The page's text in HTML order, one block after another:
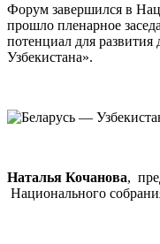
Форум завершился в
прошло пленарное
потенциал для развития
Узбекистана».
Наталья Кочанова,
Национального